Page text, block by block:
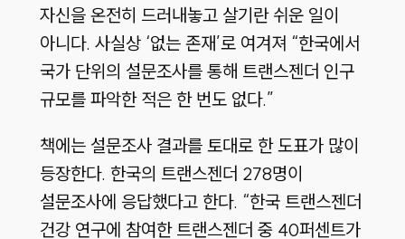
자신을 온전히 드러내놓고 살기란 쉬운 일이
아니다. 사실상 ‘없는 존재’로 여겨져 “한국에서
국가 단위의 설문조사를 통해 트랜스젠더 인구
규모를 파악한 적은 한 번도 없다.”
책에는 설문조사 결과를 토대로 한 도표가 많이
등장한다. 한국의 트랜스젠더 278명이
설문조사에 응답했다고 한다. “한국 트랜스젠더
건강 연구에 참여한 트랜스젠더 중 40퍼센트가